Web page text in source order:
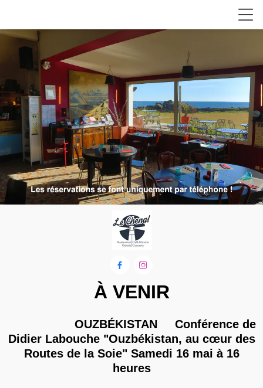
 
À VENIR
OUZBÉKISTAN Conférence de
Didier Labouche "Ouzbékistan, au cœur des
Routes de la Soie" Samedi 16 mai à 16
heures